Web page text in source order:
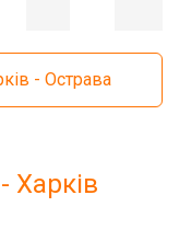
- Острава
Харків